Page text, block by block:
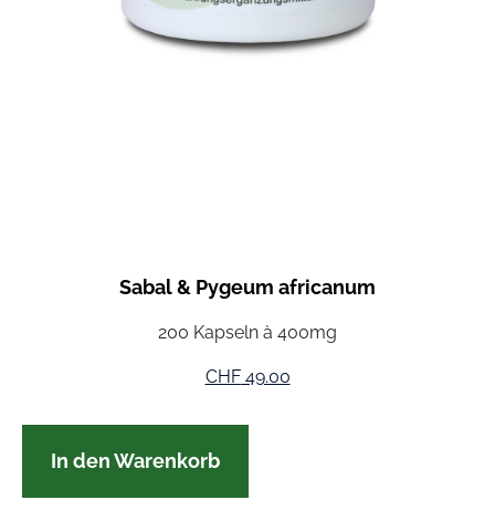
Sabal & Pygeum africanum
200 Kapseln à 400mg
CHF49.00
In den Warenkorb